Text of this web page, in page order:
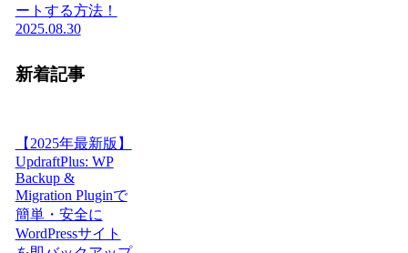
ートする方法！
2025.08.30
新着記事
【2025年最新版】
UpdraftPlus: WP
Backup &
Migration Pluginで
簡単・安全に
WordPressサイト